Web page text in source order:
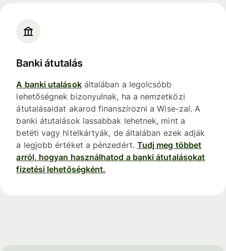
Banki átutalás
A banki utalásokáltalában a legolcsóbb
lehetőségnek bizonyulnak, ha a nemzetközi
átutalásaidat akarod finanszírozni a Wise-zal. A
banki átutalások lassabbak lehetnek, mint a
betéti vagy hitelkártyák, de általában ezek adják
a legjobb értéket a pénzedért. Tudj meg többet
arról, hogyan használhatod a banki átutalásokat
fizetési lehetőségként.